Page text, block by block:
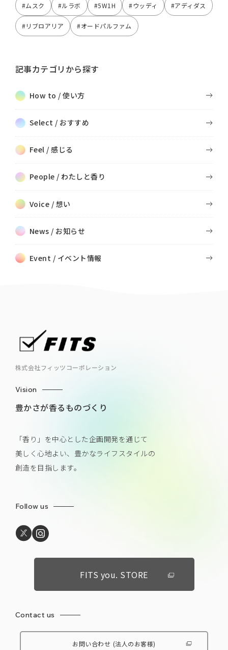
#ムスク #ルラボ #5W1H #ウッディ #アディダス
#リブロアリア #オードパルファム
記事カテゴリから探す
How to / 使い方
Select / おすすめ
Feel / 感じる
People / わたしと香り
Voice / 想い
News / お知らせ
Event / イベント情報
株式会社フィッツコーポレーション
Vision
豊かさが香るものづくり
「香り」を中心とした企画開発を通じて
美しく心地よい、豊かなライフスタイルの
創造を目指します。
Follow us
FITS you. STORE
Contact us
お問い合わせ (法人のお客様)